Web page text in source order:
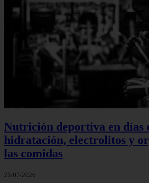
Nutrición deportiva en días
hidratación, electrolitos y
las comidas
25/07/2026